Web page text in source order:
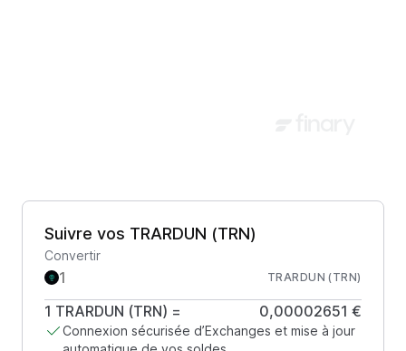
Suivre vos TRARDUN (TRN)
Convertir
TRARDUN (TRN)
1 TRARDUN (TRN) = 0,00002651 €
Connexion sécurisée d’Exchanges et mise à jour